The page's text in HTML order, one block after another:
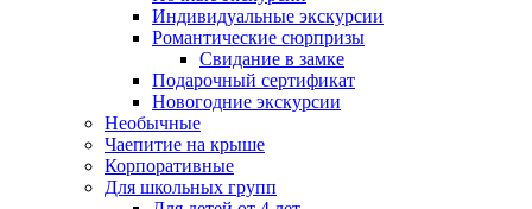
Индивидуальные экскурсии
Романтические сюрпризы
Свидание в замке
Подарочный сертификат
Новогодние экскурсии
Необычные
Чаепитие на крыше
Корпоративные
Для школьных групп